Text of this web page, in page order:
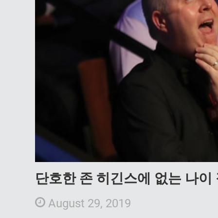
단호한 존 히긴스에 없는 나이
August 29, 2019